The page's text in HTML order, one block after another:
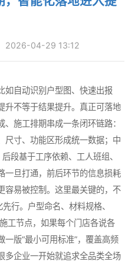
2026-04-29 13:12
如自动识别户型图、快速出报
升不等于结果提升。真正可落地
施工排期串成一条闭环链路：
尺寸、功能区形成统一数据；中
段基于工序依赖、工人班组、
一旦打通，前后环节的信息损耗
容易被控制。这里最关键的，不
行。户型命名、材料规格、
工节点，如果每个门店各说各
版“最小可用标准”，覆盖高频
多企业一开始就追求全品类全场